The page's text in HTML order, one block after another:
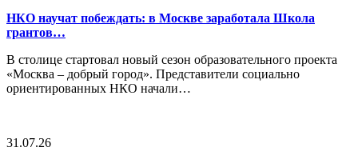
НКО научат побеждать: в Москве заработала Школа
грантов…
В столице стартовал новый сезон образовательного проекта
«Москва – добрый город». Представители социально
ориентированных НКО начали…
31.07.26